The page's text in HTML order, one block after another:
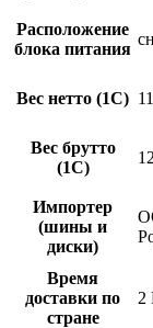
Расположение
блока питания
Вес нетто (1С)
Вес брутто
(1С)
Импортер
(шины и
диски)
Время
доставки по
стране
2